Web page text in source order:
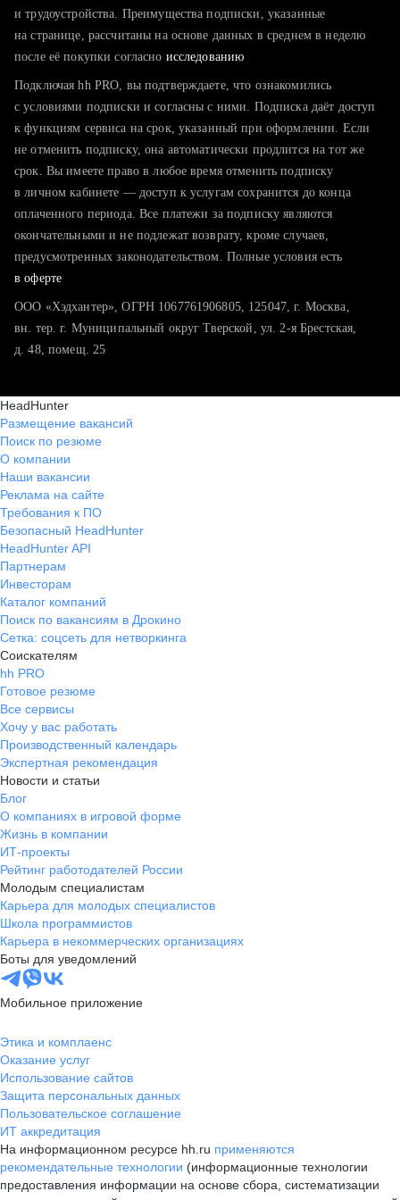
тратите много времени на поиск и вручную поднимаете
хотите сравнить себя с конкурентами и оценить шансы
и трудоустройства. Преимущества подписки, указанные
на странице, рассчитаны на основе данных в среднем в неделю
после её покупки согласно исследованию
Подключая hh PRO, вы подтверждаете, что ознакомились
с условиями подписки и согласны с ними. Подписка даёт доступ
к функциям сервиса на срок, указанный при оформлении. Если
не отменить подписку, она автоматически продлится на тот же
срок. Вы имеете право в любое время отменить подписку
в личном кабинете — доступ к услугам сохранится до конца
оплаченного периода. Все платежи за подписку являются
окончательными и не подлежат возврату, кроме случаев,
предусмотренных законодательством. Полные условия есть
в оферте
ООО «Хэдхантер», ОГРН 1067761906805, 125047, г. Москва,
вн. тер. г. Муниципальный округ Тверской, ул. 2-я Брестская,
д. 48, помещ. 25
HeadHunter
Размещение вакансий
Поиск по резюме
О компании
Наши вакансии
Реклама на сайте
Требования к ПО
Безопасный HeadHunter
HeadHunter API
Партнерам
Инвесторам
Каталог компаний
Поиск по вакансиям в Дрокино
Сетка: соцсеть для нетворкинга
Соискателям
hh PRO
Готовое резюме
Все сервисы
Хочу у вас работать
Производственный календарь
Экспертная рекомендация
Новости и статьи
Блог
О компаниях в игровой форме
Жизнь в компании
ИТ-проекты
Рейтинг работодателей России
Молодым специалистам
Карьера для молодых специалистов
Школа программистов
Карьера в некоммерческих организациях
Боты для уведомлений
Мобильное приложение
Этика и комплаенс
Оказание услуг
Использование сайтов
Защита персональных данных
Пользовательское соглашение
ИТ аккредитация
На информационном ресурсе hh.ru применяются
рекомендательные технологии (информационные технологии
предоставления информации на основе сбора, систематизации